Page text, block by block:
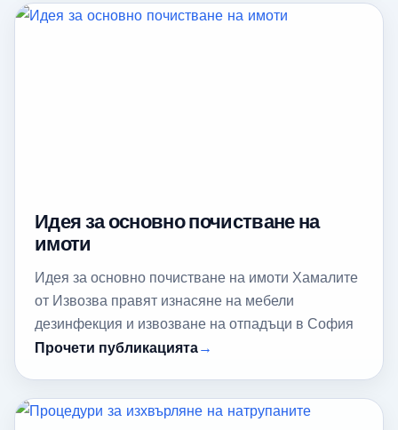
Идея за основно почистване на
имоти
Идея за основно почистване на имоти Хамалите
от Извозва правят изнасяне на мебели
дезинфекция и извозване на отпадъци в София
Прочети публикацията